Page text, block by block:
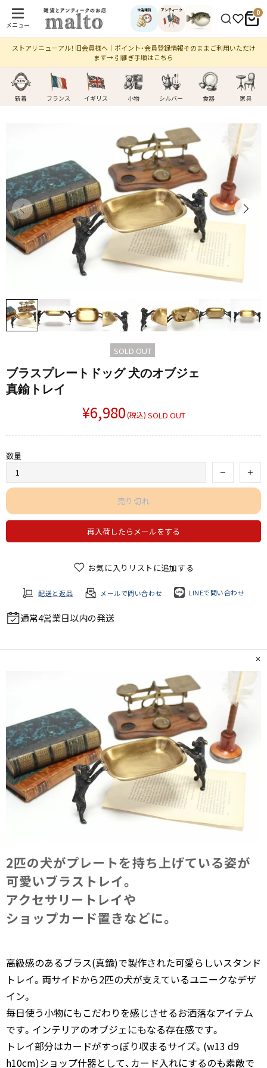
メニュー
生活雑貨 アンティーク 0
ストアリニューアル！ 旧会員様へ｜ポイント・会員登録情報そのままご利用いただけ
ます→ 引継ぎ手順はこちら
新着 フランス イギリス 小物 シルバー 食器 家具
SOLD OUT
ブラスプレートドッグ 犬の​オブジェ
真鍮トレイ
¥6,980(税込) SOLD OUT
数量
売り切れ
再入荷したらメールをする
お気に入りリストに追加する
配送と返品 メールで問い合わせ LINEで問い合わせ
通常4営業日以内の発送
2匹の​犬が​プレートを​持ち上げている​姿が​
可愛い​ブラストレイ。​
アクセサリートレイや​
ショップカード置きなどに。
高級感のあるブラス(真鍮)で製作された可愛らしいスタンド
トレイ。両サイドから2匹の犬が支えているユニークなデザ
イン。
毎日使う小物にもこだわりを感じさせるお洒落なアイテム
です。インテリアのオブジェにもなる存在感です。
トレイ部分はカードがすっぽり収まるサイズ。(w13 d9
h10cm)ショップ什器として、カード入れにするのも素敵で